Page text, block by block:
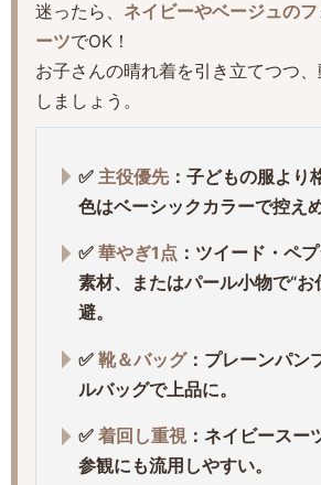
迷ったら、 ネイビーやベージュの
ーツでOK！
お子さんの晴れ着を引き立てつつ
しましょう。
✅ 主役優先 ：子どもの服より
色はベーシックカラーで控えめ
✅華やぎ1点 ：ツイード・ペ
素材、またはパール小物で“お
避。
✅靴＆バッグ：プレーンパン
ルバッグで上品に。
✅着回し重視 ：ネイビースー
参観にも流用しやすい。